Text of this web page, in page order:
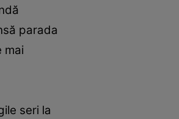
parada
mai
seri la